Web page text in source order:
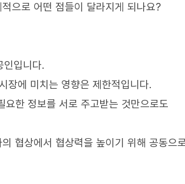
으로 어떤 점들이 달라지게 되나요?
입니다.
장에 미치는 영향은 제한적입니다.
한 정보를 서로 주고받는 것만으로도
협상에서 협상력을 높이기 위해 공동으